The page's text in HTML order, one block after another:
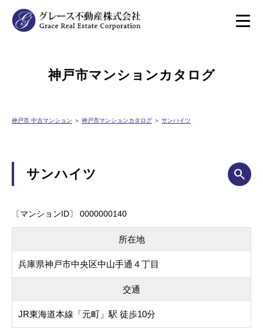
神戸市マンションカタログ
神戸市 中古マンション ＞ 神戸市マンションカタログ ＞ サンハイツ
サンハイツ
〔マンションID〕 0000000140
所在地
兵庫県神戸市中央区中山手通４丁目
交通
JR東海道本線「元町」駅 徒歩10分